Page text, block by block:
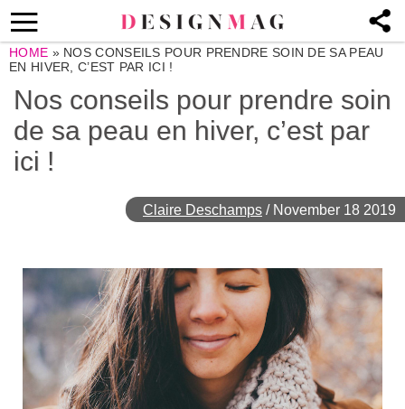
HOME » NOS CONSEILS POUR PRENDRE SOIN DE SA PEAU
EN HIVER, C’EST PAR ICI !
Nos conseils pour prendre soin
de sa peau en hiver, c’est par
ici !
Claire Deschamps / November 18 2019